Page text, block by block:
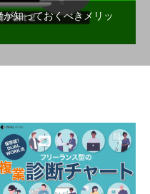
知っておくべきメリッ